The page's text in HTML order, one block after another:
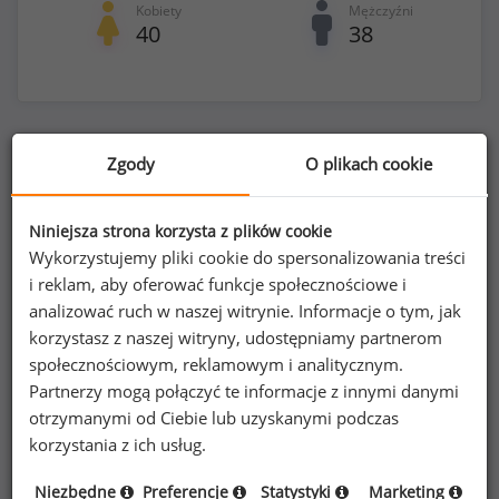
Kobiety
40
Mężczyźni
38
Poszukujesz szczegółowych danych o
wynagrodzeniachekspertów do spraw audytu
aktuarialnego lub na innych stanowiskach?
Dowiedz się więcej
Wykorzystaj kod
Zgody O plikach cookie
Niniejsza strona korzysta z plików cookie
Wykorzystujemy pliki cookie do spersonalizowania treści
i reklam, aby oferować funkcje społecznościowe i
analizować ruch w naszej witrynie. Informacje o tym, jak
korzystasz z naszej witryny, udostępniamy partnerom
społecznościowym, reklamowym i analitycznym.
Partnerzy mogą połączyć te informacje z innymi danymi
otrzymanymi od Ciebie lub uzyskanymi podczas
korzystania z ich usług.
Niezbędne Preferencje Statystyki Marketing